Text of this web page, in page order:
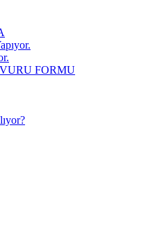
FORMU